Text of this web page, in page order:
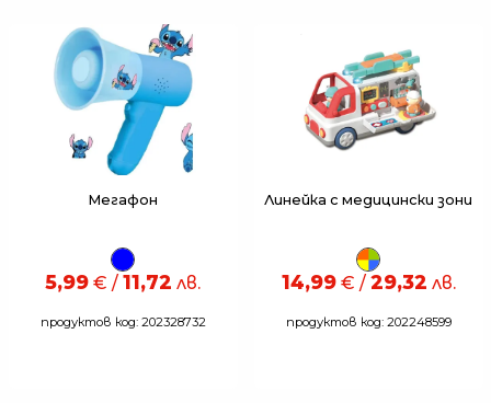
Мегафон
5,99 € / 11,72 лв.
продуктов код: 202328732
Линейка с медицински зони
14,99€ / 29,32 лв.
продуктов код: 202248599